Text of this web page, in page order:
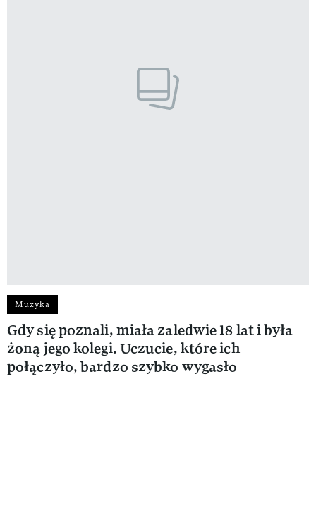
Muzyka
Gdy się poznali, miała zaledwie 18 lat i była
żoną jego kolegi. Uczucie, które ich
połączyło, bardzo szybko wygasło